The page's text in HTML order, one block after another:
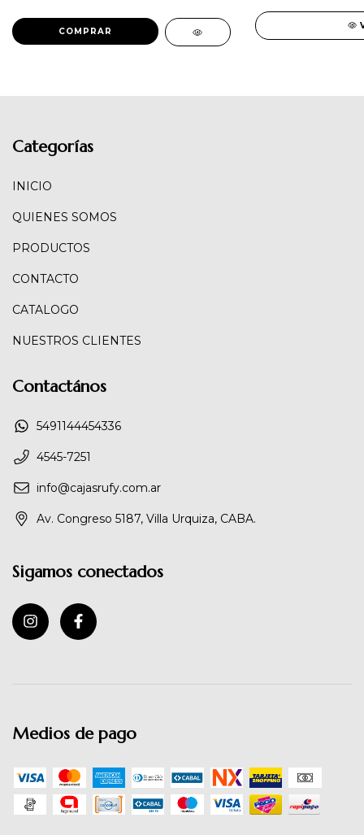
Categorías
INICIO
QUIENES SOMOS
PRODUCTOS
CONTACTO
CATALOGO
NUESTROS CLIENTES
Contactános
5491144454336
4545-7251
info@cajasrufy.com.ar
Av. Congreso 5187, Villa Urquiza, CABA.
Sigamos conectados
Medios de pago